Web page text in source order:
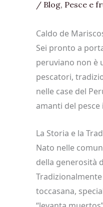
/ Blog, Pesce e
Caldo de
Sei pronto a
peruviano non è
pescatori,
nelle case del
amanti del
La Storia e la
Nato nelle
della generosità
toccasana,